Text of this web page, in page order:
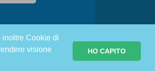
inoltre Cookie di
visione
HO CAPITO